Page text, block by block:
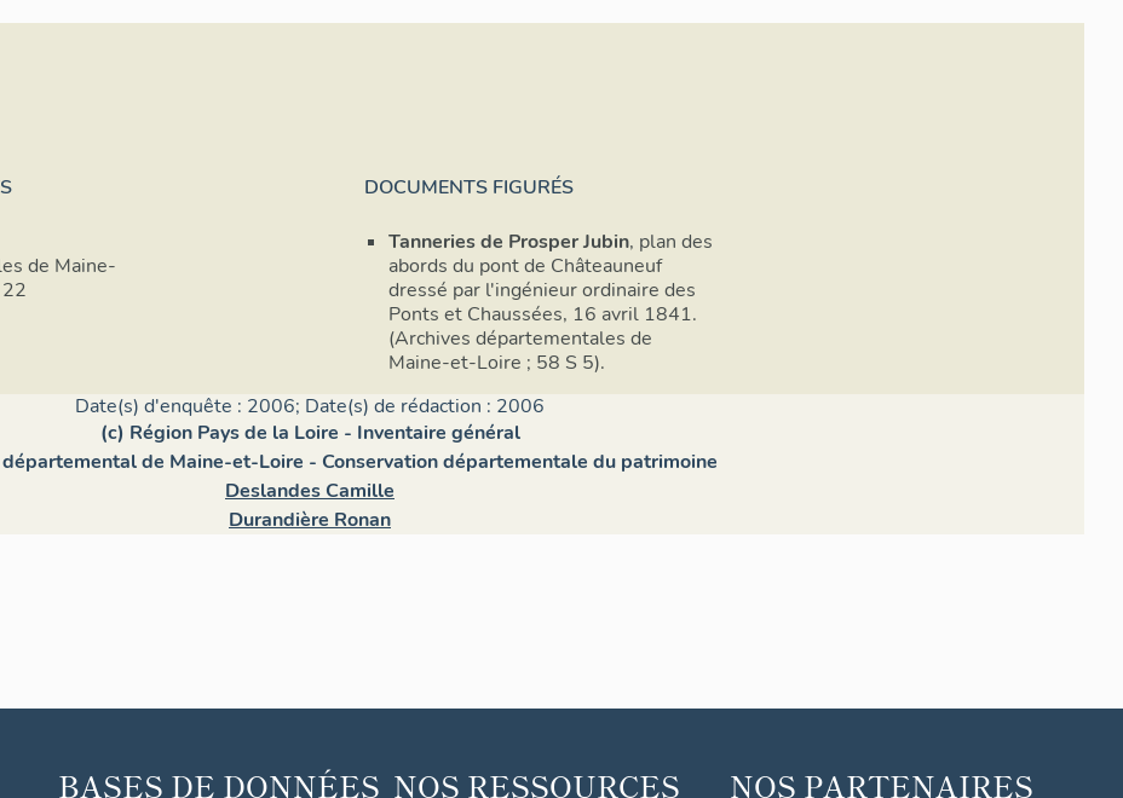
de Maine-
M 22
DOCUMENTS FIGURÉS
Tanneries de Prosper Jubin, plan des
abords du pont de Châteauneuf
dressé par l'ingénieur ordinaire des
Ponts et Chaussées, 16 avril 1841.
(Archives départementales de
Maine-et-Loire ; 58 S 5).
Date(s) d'enquête : 2006; Date(s) de rédaction : 2006
(c) Région Pays de la Loire - Inventaire général
départemental de Maine-et-Loire - Conservation départementale du patrimoine
Deslandes Camille
Durandière Ronan
BASES DE DONNÉES NOS RESSOURCES NOS PARTENAIRES